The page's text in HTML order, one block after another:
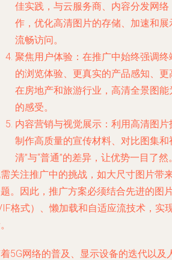
佳实践，与云服务商、内容分发网
作，优化高清图片的存储、加速和
流畅访问。
聚焦用户体验 ：在推广中始终强调
的浏览体验、更真实的产品感知、
在房地产和旅游行业，高清全景图
的感受。
内容营销与视觉展示 ：利用高清图
制作高质量的宣传材料、对比图集和
清”与“普通”的差异，让优势一目了然。
关注推广中的挑战，如大尺寸图片带
。因此，推广方案必须结合先进的图
格式）、懒加载和自适应流技术，实
5G网络的普及、显示设备的迭代以及